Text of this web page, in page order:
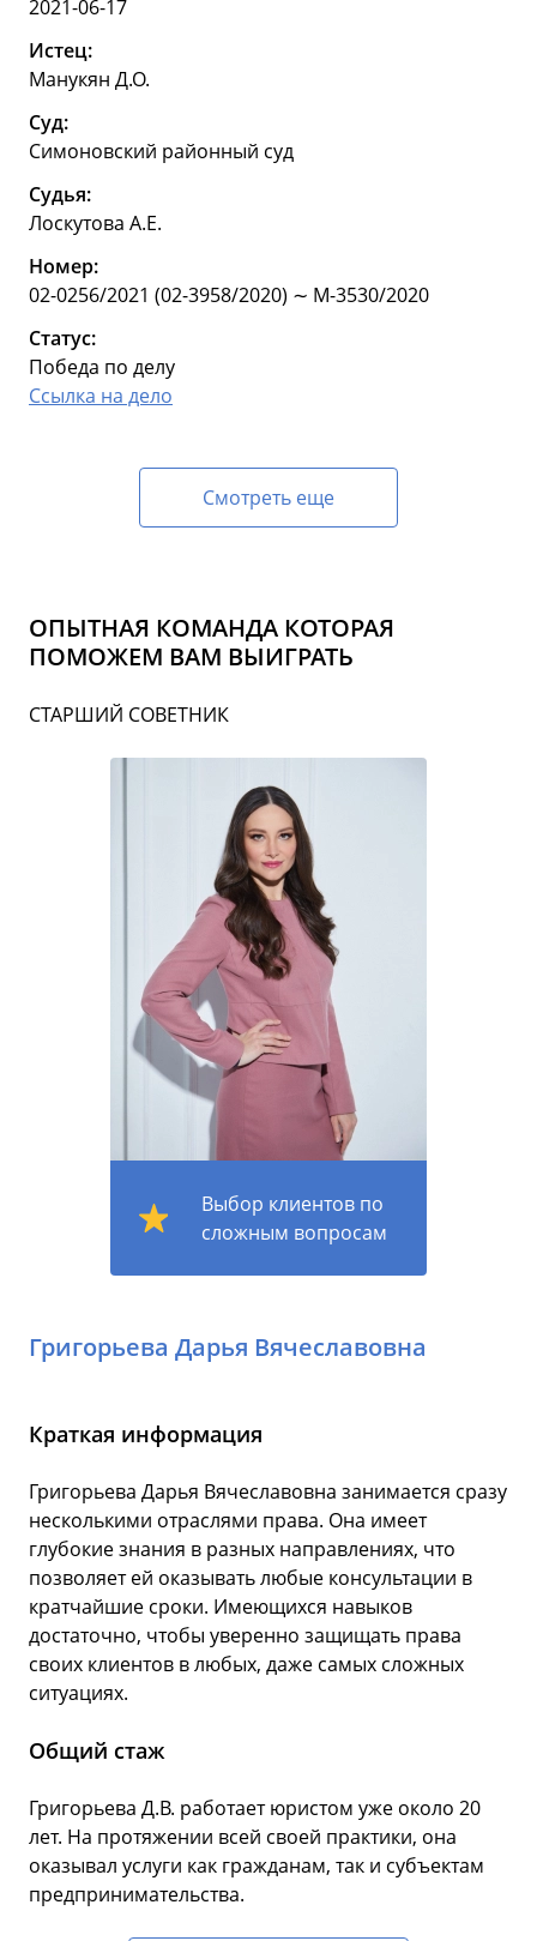
2021-06-17
Истец:
Манукян Д.О.
Суд:
Симоновский районный суд
Судья:
Лоскутова А.Е.
Номер:
02-0256/2021 (02-3958/2020) ∼ М-3530/2020
Статус:
Победа по делу
Ссылка на дело
Смотреть еще
ОПЫТНАЯ КОМАНДА КОТОРАЯ
ПОМОЖЕМ ВАМ ВЫИГРАТЬ
СТАРШИЙ СОВЕТНИК
Выбор клиентов по
сложным вопросам
Григорьева Дарья Вячеславовна
Краткая информация
Григорьева Дарья Вячеславовна занимается сразу
несколькими отраслями права. Она имеет
глубокие знания в разных направлениях, что
позволяет ей оказывать любые консультации в
кратчайшие сроки. Имеющихся навыков
достаточно, чтобы уверенно защищать права
своих клиентов в любых, даже самых сложных
ситуациях.
Общий стаж
Григорьева Д.В. работает юристом уже около 20
лет. На протяжении всей своей практики, она
оказывал услуги как гражданам, так и субъектам
предпринимательства.